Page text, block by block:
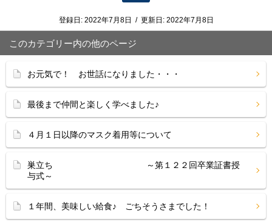
登録日: 2022年7月8日 / 更新日: 2022年7月8日
このカテゴリー内の他のページ
お元気で！ お世話になりました・・・
最後まで仲間と楽しく学べました♪
４月１日以降のマスク着用等について
巣立ち ～第１２２回卒業証書授
与式～
１年間、美味しい給食♪ ごちそうさまでした！